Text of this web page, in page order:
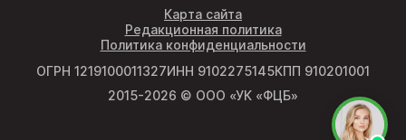
ОГРН 1219100011327ИНН 9102275145КПП 910201001
2015-2026 © ООО «УК «ФЦБ»
Карта сайта
Редакционная политика
Политика конфиденциальности